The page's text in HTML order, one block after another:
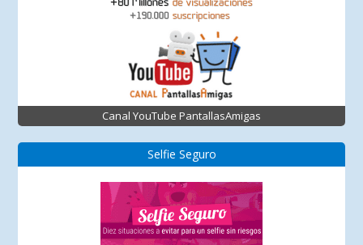
Canal YouTube PantallasAmigas
Selfie Seguro